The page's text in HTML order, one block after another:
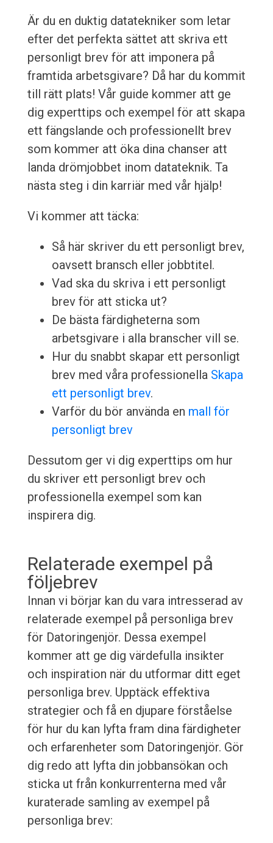
Är du en duktig datatekniker som letar
efter det perfekta sättet att skriva ett
personligt brev för att imponera på
framtida arbetsgivare? Då har du kommit
till rätt plats! Vår guide kommer att ge
dig experttips och exempel för att skapa
ett fängslande och professionellt brev
som kommer att öka dina chanser att
landa drömjobbet inom datateknik. Ta
nästa steg i din karriär med vår hjälp!
Vi kommer att täcka:
Så här skriver du ett personligt brev,
oavsett bransch eller jobbtitel.
Vad ska du skriva i ett personligt
brev för att sticka ut?
De bästa färdigheterna som
arbetsgivare i alla branscher vill se.
Hur du snabbt skapar ett personligt
brev med våra professionella Skapa
ett personligt brev.
Varför du bör använda en mall för
personligt brev
Dessutom ger vi dig experttips om hur
du skriver ett personligt brev och
professionella exempel som kan
inspirera dig.
Relaterade exempel på
följebrev
Innan vi börjar kan du vara intresserad av
relaterade exempel på personliga brev
för Datoringenjör. Dessa exempel
kommer att ge dig värdefulla insikter
och inspiration när du utformar ditt eget
personliga brev. Upptäck effektiva
strategier och få en djupare förståelse
för hur du kan lyfta fram dina färdigheter
och erfarenheter som Datoringenjör. Gör
dig redo att lyfta din jobbansökan och
sticka ut från konkurrenterna med vår
kuraterade samling av exempel på
personliga brev: